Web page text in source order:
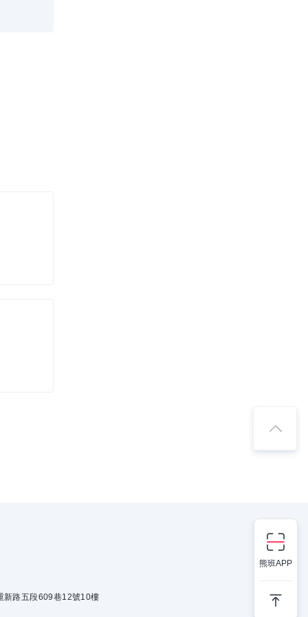
熊班APP
新路五段609巷12號10樓